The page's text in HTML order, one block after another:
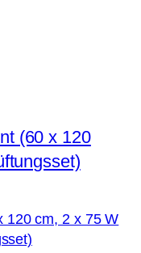
120 cm, 2 x 75 W